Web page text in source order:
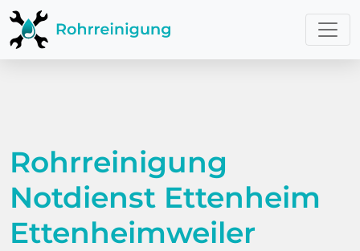
Rohrreinigung
Notdienst Ettenheim
Ettenheimweiler